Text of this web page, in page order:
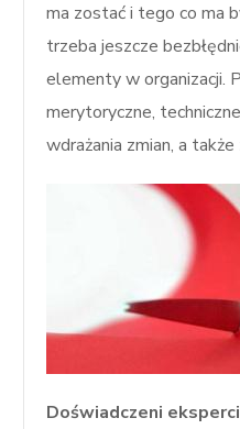
ma zostać i tego co ma
trzeba jeszcze
elementy w organizacji.
merytoryczne,
wdrażania zmian, a także
Doświadczeni